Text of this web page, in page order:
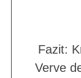
Fazit:
Verve